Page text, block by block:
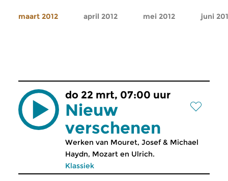
maart 2012 april 2012 mei 2012 juni
do 22 mrt, 07:00 uur
Nieuw
verschenen
Werken van Mouret, Josef & Michael
Haydn, Mozart en Ulrich.
Klassiek